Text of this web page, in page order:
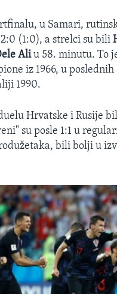
u Samari,
(1:0), a strelci su bili
Aliu 58. minutu. To
iz 1966, u poslednih
1990.
Hrvatske i Rusije
su posle 1:1 u
bili bolji u